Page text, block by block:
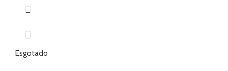
Esgotado